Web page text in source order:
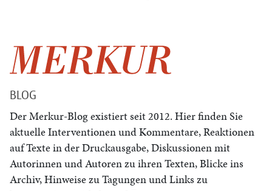
BLOG
Der Merkur-Blog existiert seit 2012. Hier finden Sie
aktuelle Interventionen und Kommentare, Reaktionen
auf Texte in der Druckausgabe, Diskussionen mit
Autorinnen und Autoren zu ihren Texten, Blicke ins
Archiv, Hinweise zu Tagungen und Links zu